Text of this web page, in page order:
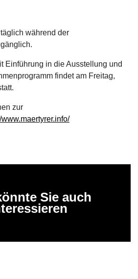
während der
Einführung in die Ausstellung und
findet am Freitag,
zur
www.maertyrer.info/
Sie auch